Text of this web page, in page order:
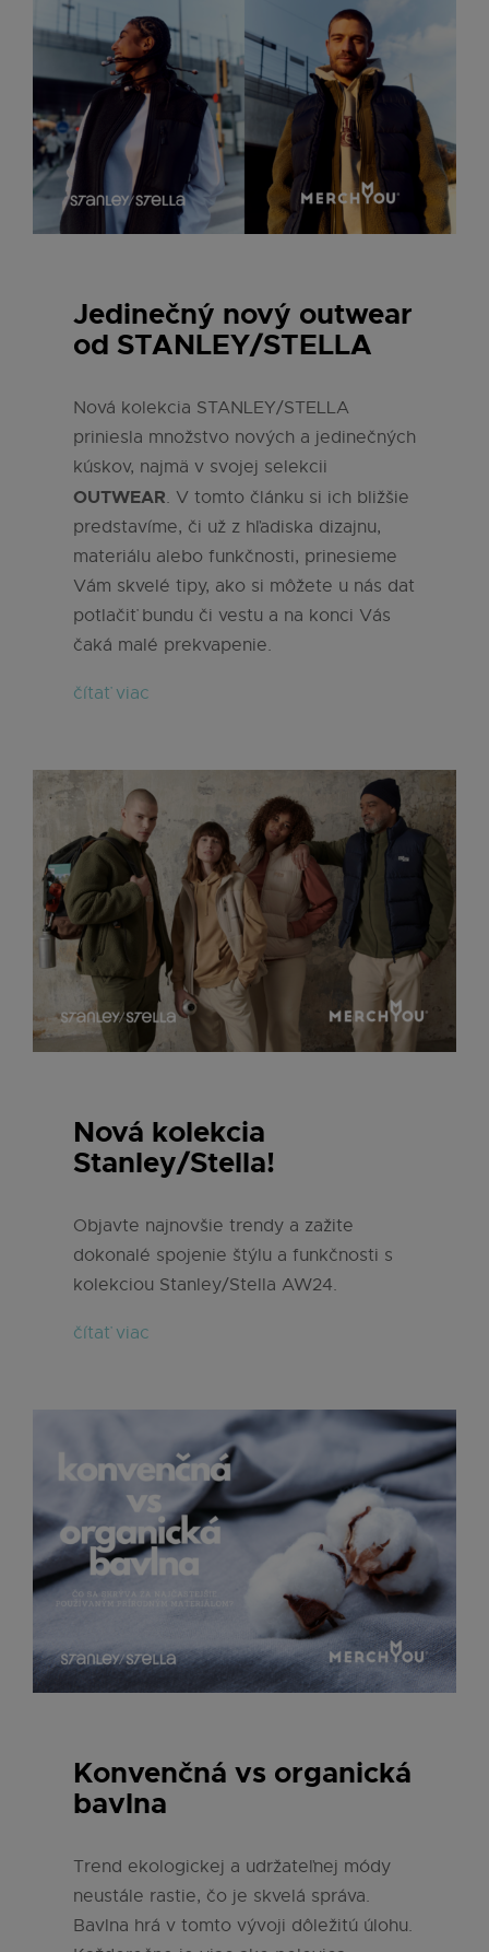
Jedinečný nový outwear
od STANLEY/STELLA
Nová kolekcia STANLEY/STELLA
priniesla množstvo nových a jedinečných
kúskov, najmä v svojej selekcii
OUTWEAR. V tomto článku si ich bližšie
predstavíme, či už z hľadiska dizajnu,
materiálu alebo funkčnosti, prinesieme
Vám skvelé tipy, ako si môžete u nás dat
potlačiť bundu či vestu a na konci Vás
čaká malé prekvapenie.
čítať viac
Nová kolekcia
Stanley/Stella!
Objavte najnovšie trendy a zažite
dokonalé spojenie štýlu a funkčnosti s
kolekciou Stanley/Stella AW24.
čítať viac
Konvenčná vs organická
bavlna
Trend ekologickej a udržateľnej módy
neustále rastie, čo je skvelá správa.
Bavlna hrá v tomto vývoji dôležitú úlohu.